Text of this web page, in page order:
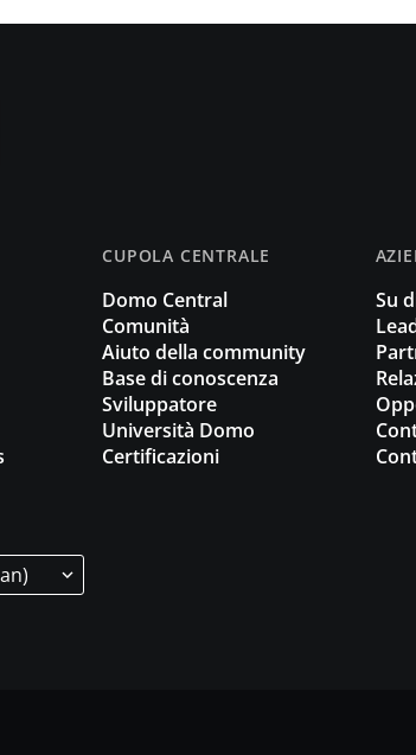
CUPOLA CENTRALE
Domo Central
Comunità
Aiuto della community
Base di conoscenza
Sviluppatore
Università Domo
Certificazioni
Su